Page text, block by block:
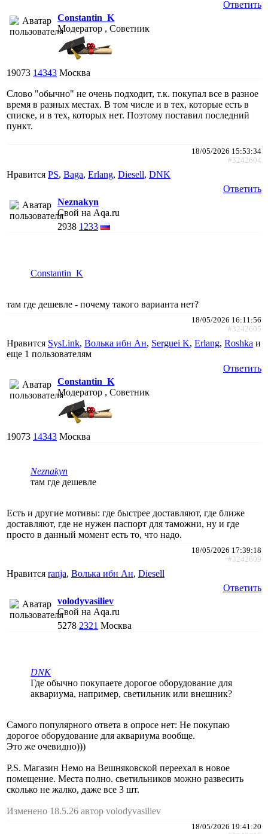
Ответить
Constantin_K
Модератор , Советник
19073 14343 Москва
Слово "обычно" не очень подходит, т.к. покупал все в разное
время в разных местах. В том числе и в тех, которые есть в
списке, и в тех, которых нет. Поэтому поставил последний
пункт.
18/05/2026 15:53:34
#3242604
Нравится PS, Baga, Erlang, Diesell, DNK
Ответить
Neznakyn
Свой на Aqa.ru
2938 1233
Constantin_K
там где дешевле - почему такого варианта нет?
18/05/2026 16:11:56
#3242605
Нравится SysLink, Волька ибн Ан, Serguei K, Erlang, Roshka и
еще 1 пользователям
Ответить
Constantin_K
Модератор , Советник
19073 14343 Москва
Neznakyn
там где дешевле
Есть и другие мотивы: где быстрее доставляют, где ближе
доставляют, где не нужен паспорт для таможни, ну и где
просто в данный момент есть то, что надо.
18/05/2026 17:39:18
#3242609
Нравится ranja, Волька ибн Ан, Diesell
Ответить
volodyvasiliev
Свой на Aqa.ru
5278 2321 Москва
DNK
Где обычно покупаете дорогое оборудование для
аквариума, например, светильник или внешник?
Самого популярного ответа в опросе нет: Не покупаю
дорогое оборудование для аквариума вообще.
Это же очевидно)))
P.S. Магазин Немо на Вешняковской переехал в новое
помещение. Места полно. светильников можно развесить
сколько не жалко, даже все 3 шт.
Изменено 18.5.26 автор volodyvasiliev
18/05/2026 19:41:20